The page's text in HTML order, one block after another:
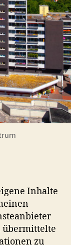
Inhalte
übermittelte
zu